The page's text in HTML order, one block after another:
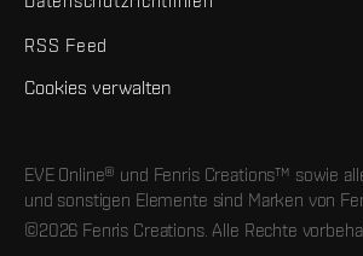
RSS Feed
Cookies verwalten
EVE Online® und Fenris Creations™ sowie
und sonstigen Elemente sind Marken von
©2026 Fenris Creations. Alle Rechte